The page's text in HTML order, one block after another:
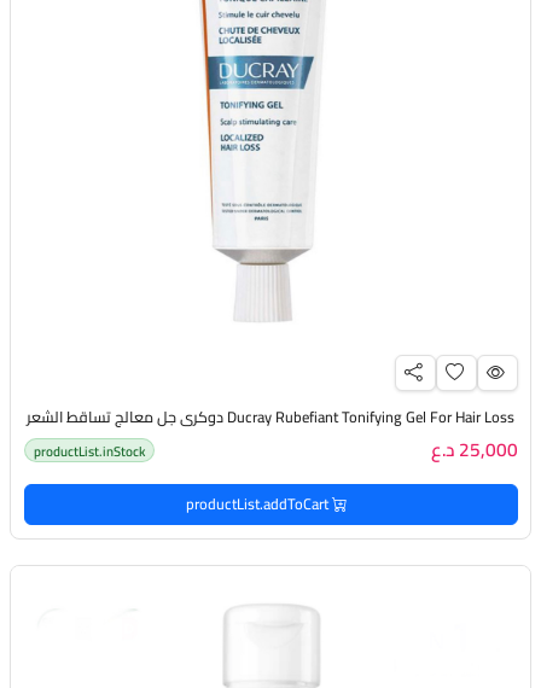
Ducray Rubefiant Tonifying Gel For Hair Loss دوكري جل معالج تساقط الشعر
25,000 د.ع productList.inStock
productList.addToCart